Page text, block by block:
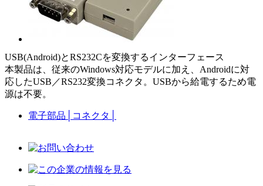
USB(Android)とRS232Cを変換するインターフェース
本製品は、従来のWindows対応モデルに加え、Androidに対
応したUSB／RS232変換コネクタ。USBから給電するため電
源は不要。
電子部品 コネクタ